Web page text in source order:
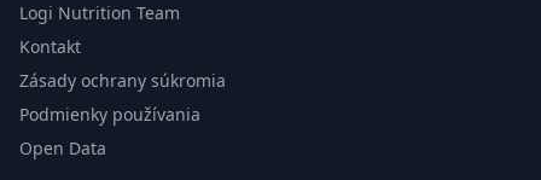
Logi Nutrition Team
Kontakt
Zásady ochrany súkromia
Podmienky používania
Open Data